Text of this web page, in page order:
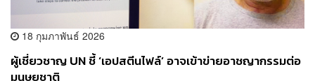
18 กุมภาพันธ์ 2026
ผู้เชี่ยวชาญ UN ชี้ ‘เอปสตีนไฟล์’ อาจเข้าข่ายอาชญากรรมต่อ
มนุษยชาติ